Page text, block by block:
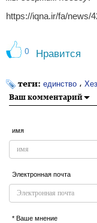
https://iqna.ir/fa/news/
0 Нравится
теги: единство ،
Ваш комментарий
имя
Электронная почта
* Ваше мнение